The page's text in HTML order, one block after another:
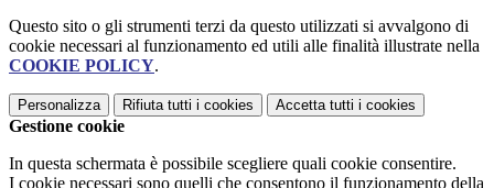
Questo sito o gli strumenti terzi da questo utilizzati si avvalgono di
cookie necessari al funzionamento ed utili alle finalità illustrate nella
COOKIE POLICY.
Personalizza Rifiuta tutti i cookies Accetta tutti i cookies
Gestione cookie
In questa schermata è possibile scegliere quali cookie consentire.
I cookie necessari sono quelli che consentono il funzionamento della